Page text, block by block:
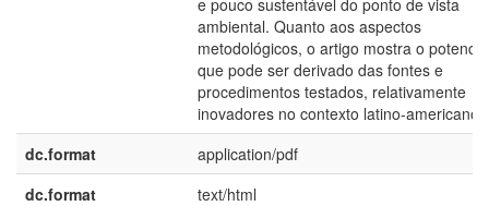
e pouco sustentável do ponto de vista
ambiental. Quanto aos aspectos
metodológicos, o artigo mostra o
que pode ser derivado das fontes e
procedimentos testados, relativamente
inovadores no contexto latino-americano.
dc.format
application/pdf
dc.format
text/html